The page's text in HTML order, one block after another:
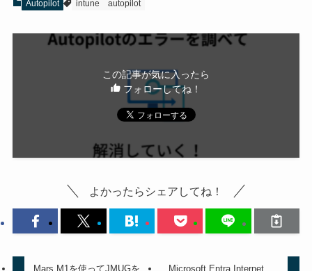
Autopilot intune autopilot
この記事が気に入ったら
フォローしてね！
よかったらシェアしてね！
Mars M1を使ってJMUGを
Microsoft Entra Internet